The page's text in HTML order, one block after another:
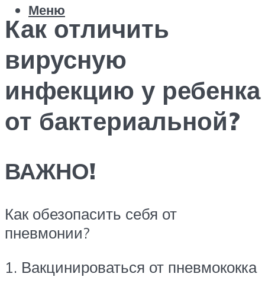
Меню
Как отличить
вирусную
инфекцию у ребенка
от бактериальной?
ВАЖНО!
Как обезопасить себя от
пневмонии?
1. Вакцинироваться от пневмококка